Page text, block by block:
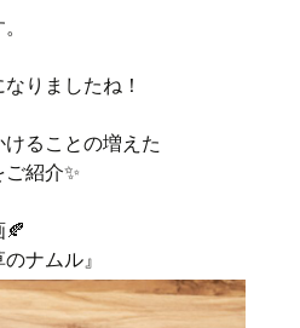
りましたね！
ることの増えた
紹介✨
ナムル』